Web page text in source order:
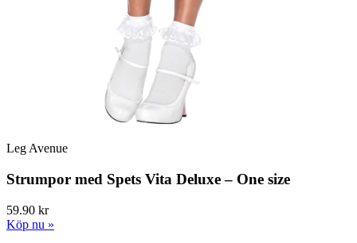
Leg Avenue
Strumpor med Spets Vita Deluxe – One size
59.90 kr
Köp nu »